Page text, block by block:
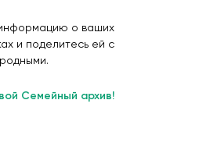
о ваших
и поделитесь ей с
родными.
Семейный архив!